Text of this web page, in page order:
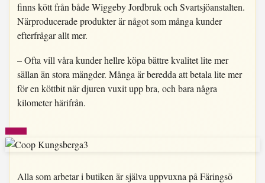
finns kött från både Wiggeby Jordbruk och Svartsjöanstalten.
Närproducerade produkter är något som många kunder
efterfrågar allt mer.
– Ofta vill våra kunder hellre köpa bättre kvalitet lite mer
sällan än stora mängder. Många är beredda att betala lite mer
för en köttbit när djuren vuxit upp bra, och bara några
kilometer härifrån.
Alla som arbetar i butiken är själva uppvuxna på Färingsö